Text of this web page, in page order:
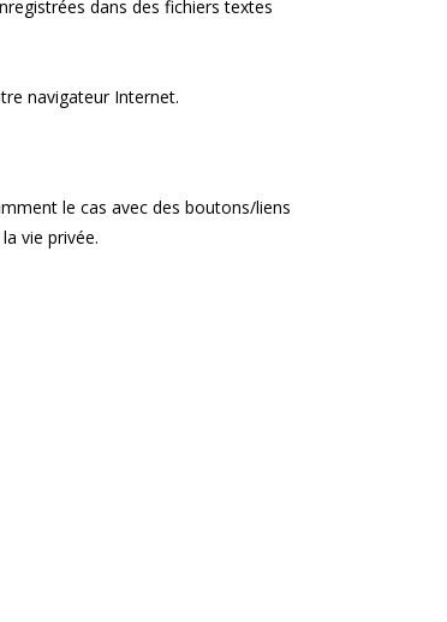
dans des fichiers textes
navigateur Internet.
le cas avec des boutons/liens
vie privée.